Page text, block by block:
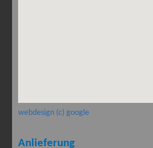
webdesign (c) google
Anlieferung